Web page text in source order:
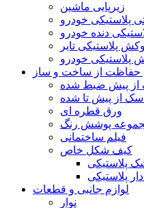
زیرپایی ماشین
پلاستیکی خودرو
دنده خودرو
پلاستیکی تایر
پلاستیکی خودرو
حفاظت از ساخت و ساز
از پیش ضبط شده
از پیش تا شده
ورق قطره ای
پوشش رنگ
فیلم ساختمانی
کیف شکل خاص
پلاستیکی
پلاستیکی
لوازم جانبی و قطعات
نوار